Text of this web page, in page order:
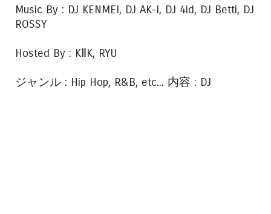
Music By : DJ KENMEI, DJ AK-I, DJ 4id, DJ Betti, DJ
ROSSY
Hosted By : KⅡK, RYU
ジャンル : Hip Hop, R&B, etc... 内容 : DJ